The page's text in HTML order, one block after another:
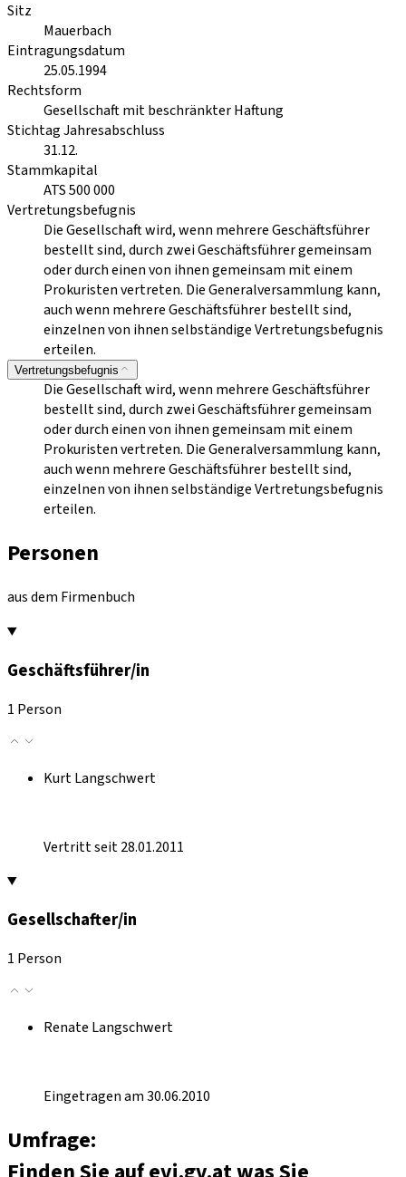
Sitz
Mauerbach
Eintragungsdatum
25.05.1994
Rechtsform
Gesellschaft mit beschränkter Haftung
Stichtag Jahresabschluss
31.12.
Stammkapital
ATS 500 000
Vertretungsbefugnis
Die Gesellschaft wird, wenn mehrere Geschäftsführer
bestellt sind, durch zwei Geschäftsführer gemeinsam
oder durch einen von ihnen gemeinsam mit einem
Prokuristen vertreten. Die Generalversammlung kann,
auch wenn mehrere Geschäftsführer bestellt sind,
einzelnen von ihnen selbständige Vertretungsbefugnis
erteilen.
Vertretungsbefugnis
Die Gesellschaft wird, wenn mehrere Geschäftsführer
bestellt sind, durch zwei Geschäftsführer gemeinsam
oder durch einen von ihnen gemeinsam mit einem
Prokuristen vertreten. Die Generalversammlung kann,
auch wenn mehrere Geschäftsführer bestellt sind,
einzelnen von ihnen selbständige Vertretungsbefugnis
erteilen.
Personen
aus dem Firmenbuch
Geschäftsführer/in
1 Person
Kurt Langschwert
Vertritt seit 28.01.2011
Gesellschafter/in
1 Person
Renate Langschwert
Eingetragen am 30.06.2010
Umfrage: